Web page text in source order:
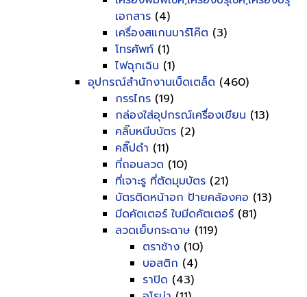
เอกสาร (4)
เครื่องสแกนบาร์โค๊ต (3)
โทรศัพท์ (1)
ไฟฉุกเฉิน (1)
อุปกรณ์สำนักงานเบ็ดเตล็ด (460)
กรรไกร (19)
กล่องใส่อุปกรณ์เครื่องเขียน (13)
คลิ๊บหนีบบัตร (2)
คลิ๊ปดำ (11)
ที่ถอนลวด (10)
ที่เจาะรู ที่ตัดมุมบัตร (21)
บัตรติดหน้าอก ป้ายคล้องคอ (13)
มีดคัตเตอร์ ใบมีดคัตเตอร์ (81)
ลวดเย็บกระดาษ (119)
ตราช้าง (10)
บอสติก (4)
ราปิด (43)